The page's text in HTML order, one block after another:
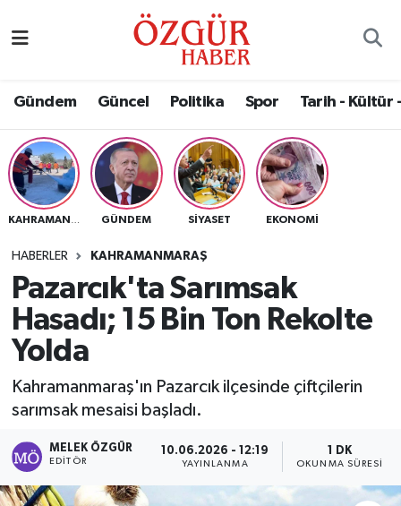
Gündem Güncel Politika Spor Tarih - Kültür
GÜNDEM SIYASET EKONOMI
HABERLER KAHRAMANMARAŞ
Pazarcık'ta Sarımsak
Hasadı; 15 Bin Ton Rekolte
Yolda
Kahramanmaraş'ın Pazarcık ilçesinde çiftçilerin
sarımsak mesaisi başladı.
MELEK ÖZGÜR
EDITÖR
10.06.2026 - 12:19
YAYINLANMA
1 DK
OKUNMA SÜRESI
Eğitim
Ekonomi
Güncel
Gündem
Magazin
Politika
Nöbetçi Eczaneler
Namaz Vakitleri
Trafik Durumu
Süper Lig Puan Durumu ve Fikstür
Tüm Manşetler
Son Dakika Haberleri
Haber Arşivi